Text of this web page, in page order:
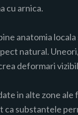
cu arnica.
anatomia
natural.
deformari
in alte zone
substantele